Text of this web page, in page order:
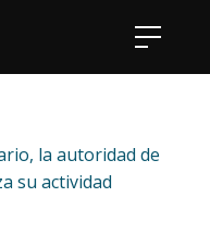
la autoridad de
su actividad